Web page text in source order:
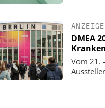
ANZEIGE
DMEA
Vom 21.